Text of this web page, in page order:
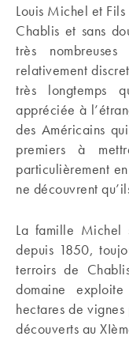
Louis Michel et
Chablis et sans
très
relativement
très longtemps
appréciée à
des Américains
premiers à
particulièrement
ne découvrent
La famille Michel
depuis 1850,
terroirs de
domaine
hectares de
découverts au